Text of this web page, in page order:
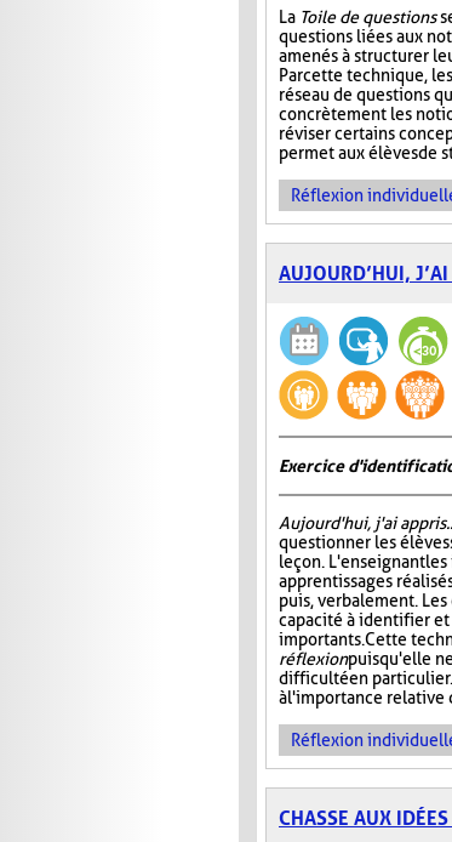
La Toile de questions
questions liées aux
amenés à structurer
Par cette technique,
réseau de questions
concrètement les
réviser certains
permet aux élèves de
Réflexion
AUJOURD’HUI,
Exercice
Aujourd'hui, j'ai
questionner les élèves
leçon. L'enseignant
apprentissages
puis, verbalement.
capacité à identifier et
importants. Cette
réflexionpuisqu'elle
difficulté en
à l'importance relative
Réflexion
CHASSE AUX IDÉES